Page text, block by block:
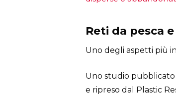
Reti da pesca
Uno degli aspetti più
Uno studio pubblicato
e ripreso dal Plastic